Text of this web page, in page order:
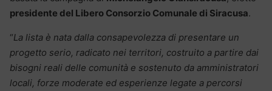
presidente del Libero Consorzio Comunale di Siracusa.
“La lista è nata dalla consapevolezza di presentare un
progetto serio, radicato nei territori, costruito a partire dai
bisogni reali delle comunità e sostenuto da amministratori
locali, forze moderate ed esperienze legate a percorsi